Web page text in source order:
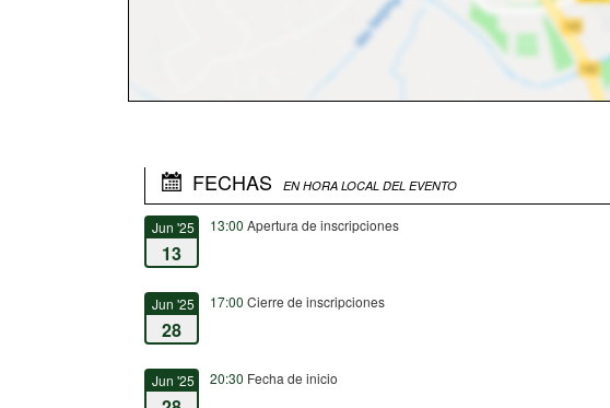
FECHAS EN HORA LOCAL DEL EVENTO
Jun '25
13
13:00 Apertura de inscripciones
Jun '25
28
17:00 Cierre de inscripciones
Jun '25 20:30 Fecha de inicio